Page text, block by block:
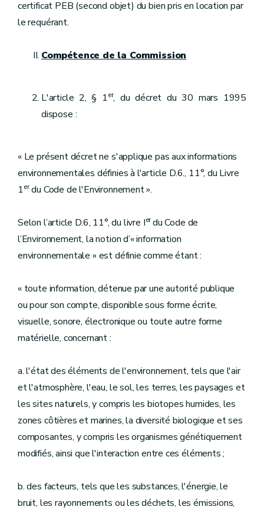
certificat PEB (second objet) du bien pris en location par
le requérant.
Compétence de la Commission
L'article 2, § 1er, du décret du 30 mars 1995
dispose :
« Le présent décret ne s'applique pas aux informations
environnementales définies à l'article D.6., 11°, du Livre
1erdu Code de l'Environnement ».
Selon l’article D.6, 11°, du livre Ierdu Code de
l’Environnement, la notion d’« information
environnementale » est définie comme étant :
« toute information, détenue par une autorité publique
ou pour son compte, disponible sous forme écrite,
visuelle, sonore, électronique ou toute autre forme
matérielle, concernant :
a. l'état des éléments de l'environnement, tels que l'air
et l'atmosphère, l'eau, le sol, les terres, les paysages et
les sites naturels, y compris les biotopes humides, les
zones côtières et marines, la diversité biologique et ses
composantes, y compris les organismes génétiquement
modifiés, ainsi que l'interaction entre ces éléments ;
b. des facteurs, tels que les substances, l'énergie, le
bruit, les rayonnements ou les déchets, les émissions,